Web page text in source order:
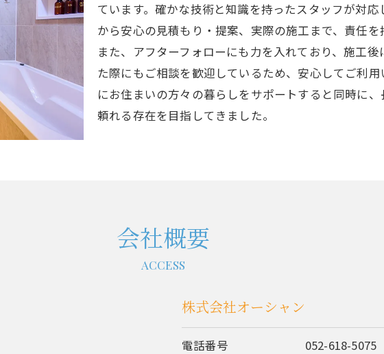
ています。確かな技術と知識を持ったスタッフが対
から安心の見積もり・提案、実際の施工まで、責任を
また、アフターフォローにも力を入れており、施工
た際にもご相談を歓迎しているため、安心してご利
にお住まいの方々の暮らしをサポートすると同時に、
頼れる存在を目指してきました。
会社概要
ACCESS
株式会社オーシャン
電話番号 052-618-5075